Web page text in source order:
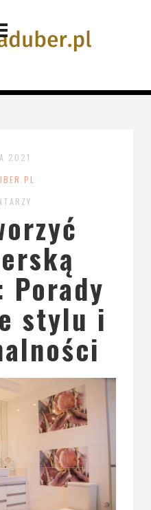
2021
Porady
stylu i